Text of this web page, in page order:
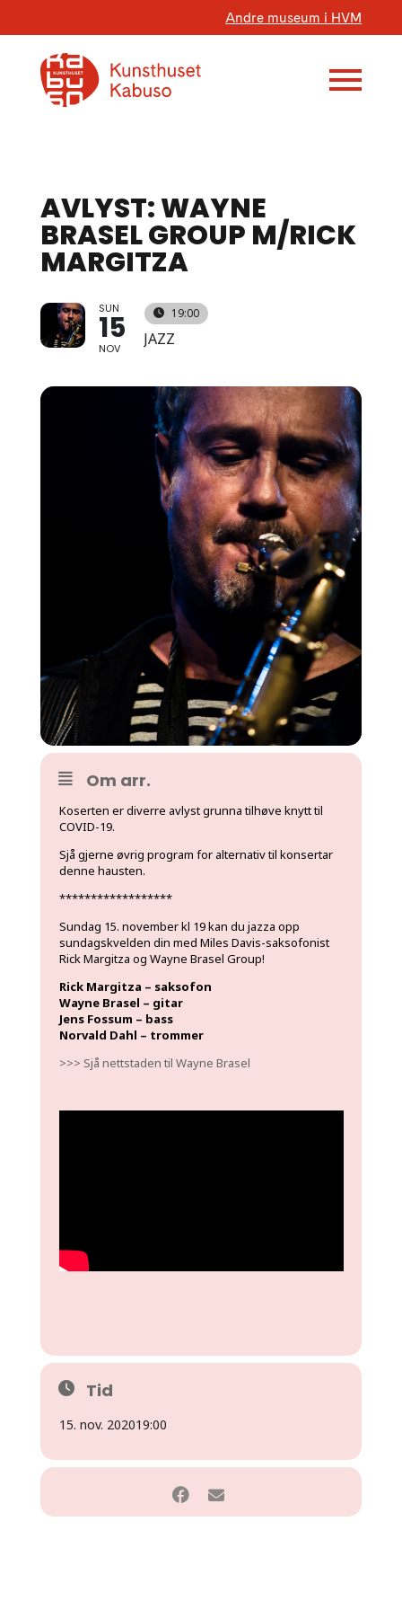
Andre museum i HVM
AVLYST: WAYNE
BRASEL GROUP M/RICK
MARGITZA
SUN
15
NOV
19:00
JAZZ
Om arr.
Koserten er diverre avlyst grunna tilhøve knytt til
COVID-19.
Sjå gjerne øvrig program for alternativ til konsertar
denne hausten.
******************
Sundag 15. november kl 19 kan du jazza opp
sundagskvelden din med Miles Davis-saksofonist
Rick Margitza og Wayne Brasel Group!
Rick Margitza – saksofon
Wayne Brasel – gitar
Jens Fossum – bass
Norvald Dahl – trommer
>>> Sjå nettstaden til Wayne Brasel
Tid
15. nov. 202019:00